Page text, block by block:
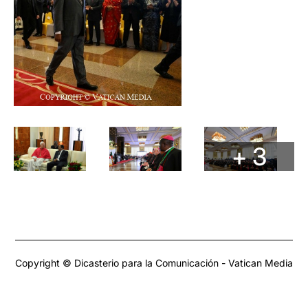
+ 3
Copyright © Dicasterio para la Comunicación - Vatican Media